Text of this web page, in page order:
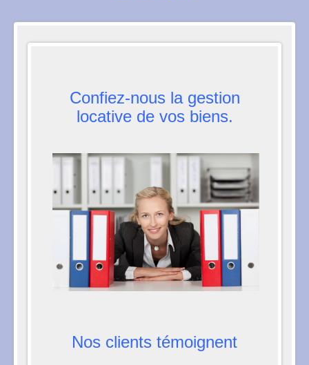
Confiez-nous la gestion
locative de vos biens.
Nos clients témoignent